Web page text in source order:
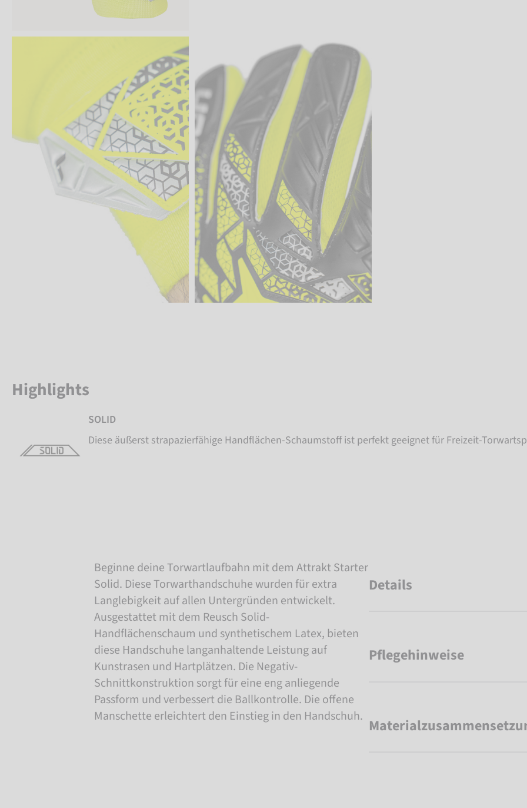
Highlights
SOLID
Diese äußerst strapazierfähige Handflächen-Schaumstoff ist perfekt geeignet für Freizeit-
Beginne deine Torwartlaufbahn mit dem Attrakt Starter
Solid. Diese Torwarthandschuhe wurden für extra
Langlebigkeit auf allen Untergründen entwickelt.
Ausgestattet mit dem Reusch Solid-
Handflächenschaum und synthetischem Latex, bieten
diese Handschuhe langanhaltende Leistung auf
Kunstrasen und Hartplätzen. Die Negativ-
Schnittkonstruktion sorgt für eine eng anliegende
Passform und verbessert die Ballkontrolle. Die offene
Manschette erleichtert den Einstieg in den Handschuh.
Details
Pflegehinweise